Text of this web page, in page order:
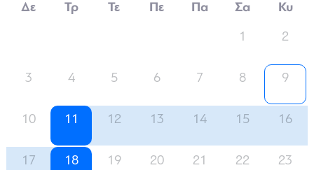
Δε Τρ Τε Πε Πα Σα
Κυ
1
2
3 4 5 6 7 8 9
10 11 12 13 14 15 16
17 18 19 20 21 22 23